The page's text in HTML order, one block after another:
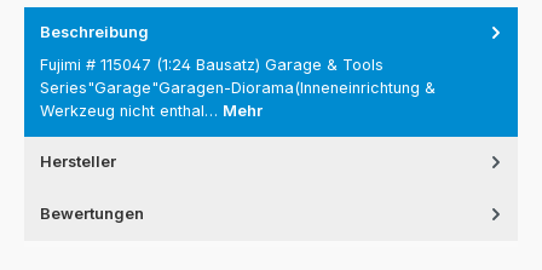
Beschreibung
Fujimi # 115047 (1:24 Bausatz) Garage & Tools
Series"Garage"Garagen-Diorama(Inneneinrichtung &
Werkzeug nicht enthal… Mehr
Hersteller
Bewertungen